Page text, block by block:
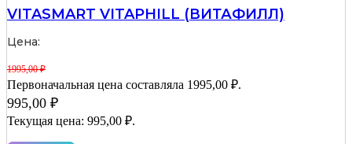
VITASMART VITAPHILL (ВИТАФИЛЛ)
Цена:
1995,00₽
Первоначальная цена составляла 1995,00 ₽.
995,00 ₽
Текущая цена: 995,00 ₽.